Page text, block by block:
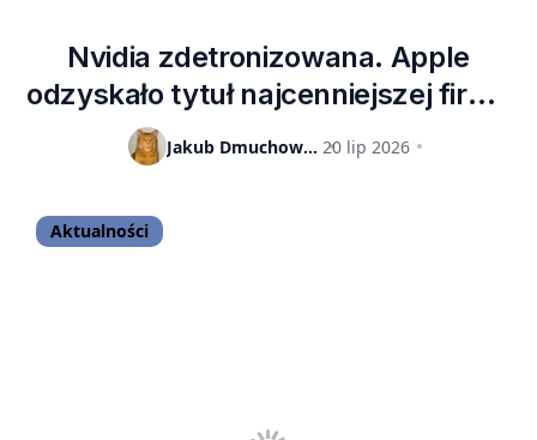
Nvidia zdetronizowana. Apple
odzyskało tytuł najcenniejszej firmy
na świecie
Jakub Dmuchowski 20 lip 2026
Aktualności